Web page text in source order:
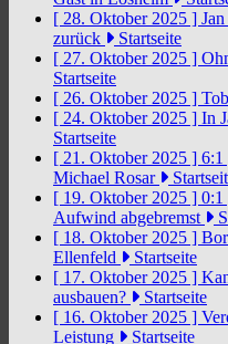
[ 28. Oktober 2025 ]
zurück
Startseite
[ 27. Oktober 2025 ]
Startseite
[ 26. Oktober 2025 ]
[ 24. Oktober 2025 ] In
Startseite
[ 21. Oktober 2025 ] 6:1
Michael Rosar
[ 19. Oktober 2025 ] 0:1
Aufwind abgebremst
[ 18. Oktober 2025 ]
Ellenfeld
Startseite
[ 17. Oktober 2025 ]
ausbauen?
Startseite
[ 16. Oktober 2025 ]
Leistung
Startseite